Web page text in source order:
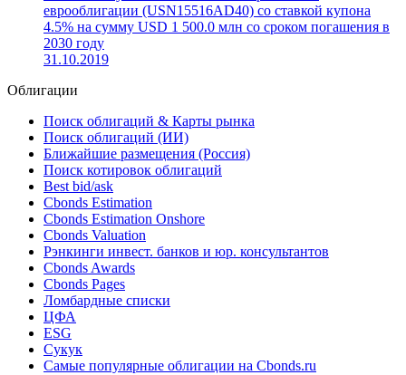
еврооблигации (USN15516AD40) со ставкой купона
4.5% на сумму USD 1 500.0 млн со сроком погашения в
2030 году
31.10.2019
Облигации
Поиск облигаций & Карты рынка
Поиск облигаций (ИИ)
Ближайшие размещения (Россия)
Поиск котировок облигаций
Best bid/ask
Cbonds Estimation
Cbonds Estimation Onshore
Cbonds Valuation
Рэнкинги инвест. банков и юр. консультантов
Cbonds Awards
Cbonds Pages
Ломбардные списки
ЦФА
ESG
Сукук
Самые популярные облигации на Cbonds.ru